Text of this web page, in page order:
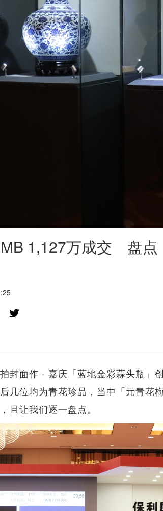
1,127万成交 盘点
封面作 - 嘉庆「蓝地金彩蒜头瓶」
几位均为青花珍品，当中「元青花
且让我们逐一盘点。